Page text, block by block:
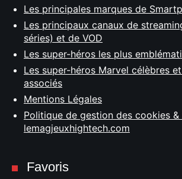
Les principales marques de
Les principaux canaux de
séries) et de VOD
Les super-héros les plus
Les super-héros Marvel célèbres
associés
Mentions Légales
Politique de gestion des cookies
lemagjeuxhightech.com
Favoris